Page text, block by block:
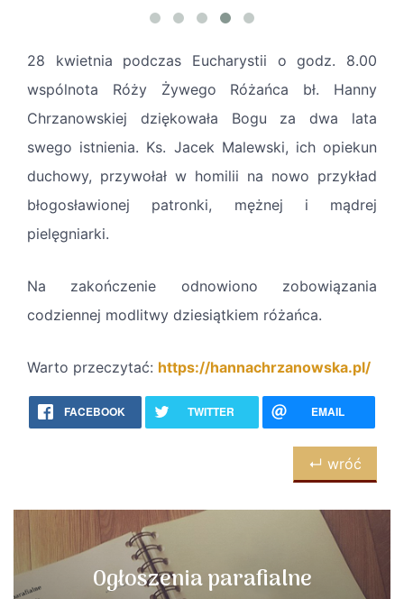
28 kwietnia podczas Eucharystii o godz. 8.00
wspólnota Róży Żywego Różańca bł. Hanny
Chrzanowskiej dziękowała Bogu za dwa lata
swego istnienia. Ks. Jacek Malewski, ich opiekun
duchowy, przywołał w homilii na nowo przykład
błogosławionej patronki, mężnej i mądrej
pielęgniarki.
Na zakończenie odnowiono zobowiązania
codziennej modlitwy dziesiątkiem różańca.
Warto przeczytać: https://hannachrzanowska.pl/
FACEBOOK TWITTER EMAIL
↵ wróć
Ogłoszenia parafialne